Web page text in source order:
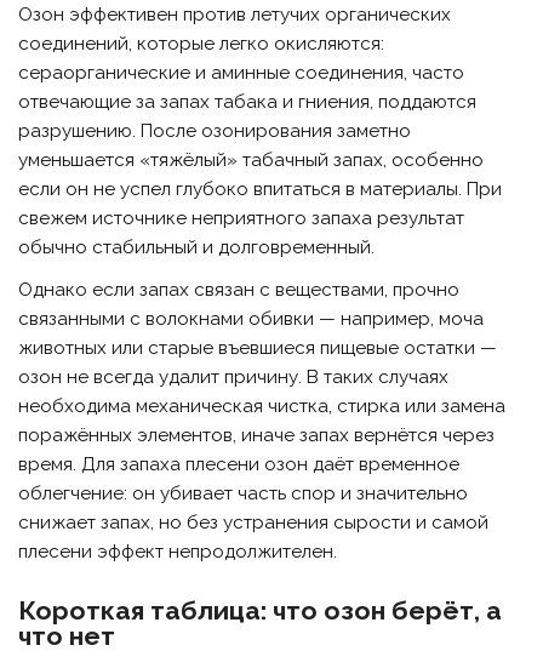
Озон эффективен против летучих органических
соединений, которые легко окисляются:
сераорганические и аминные соединения, часто
отвечающие за запах табака и гниения, поддаются
разрушению. После озонирования заметно
уменьшается «тяжёлый» табачный запах, особенно
если он не успел глубоко впитаться в материалы. При
свежем источнике неприятного запаха результат
обычно стабильный и долговременный.
Однако если запах связан с веществами, прочно
связанными с волокнами обивки — например, моча
животных или старые въевшиеся пищевые остатки —
озон не всегда удалит причину. В таких случаях
необходима механическая чистка, стирка или замена
поражённых элементов, иначе запах вернётся через
время. Для запаха плесени озон даёт временное
облегчение: он убивает часть спор и значительно
снижает запах, но без устранения сырости и самой
плесени эффект непродолжителен.
Короткая таблица: что озон берёт, а
что нет